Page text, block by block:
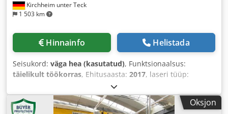
Kirchheim unter Teck
1 503 km
Hinnainfo Helistada
Seisukord: väga hea (kasutatud), Funktsionaalsus:
täielikult töökorras, Ehitusaasta: 2017, laseri tüüp:
9 000 h
telje liikumisteekond:300 mm, Z-telje liikumisteekond:400
mm, jahutuse tüüp:õhk, viimase kapitaalremondi aasta:
Oksjon